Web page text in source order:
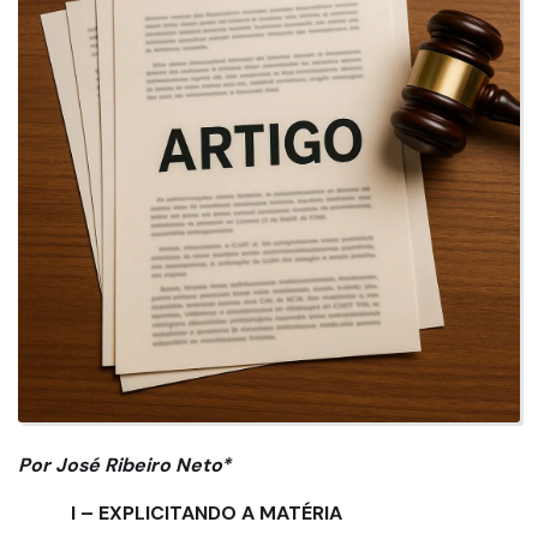
Por José Ribeiro Neto*
I – EXPLICITANDO A MATÉRIA